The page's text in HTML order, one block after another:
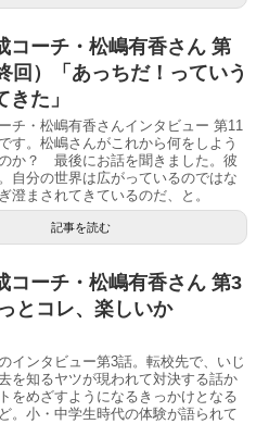
コーチ・松嶋有香さん 第
回）「あっちだ！っていう
た」
チ・松嶋有香さんインタビュー 第11
す。松嶋さんがこれから何をしよう
か？ 最後にお話を聞きました。彼
自分の世界は広がっているのではな
澄まされてきているのだ、と。
記事を読む
コーチ・松嶋有香さん 第3
とコレ、楽しいか
インタビュー第3話。転校先で、いじ
を知るヤツが現われて対決する話か
をめざすようになるきっかけとなる
。小・中学生時代の体験が語られて